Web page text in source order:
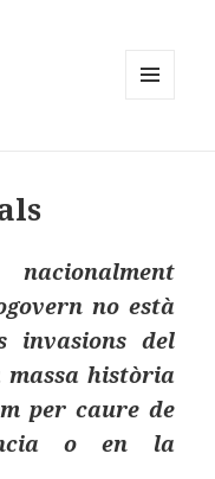
no està
invasions del
història
per caure de
o en la